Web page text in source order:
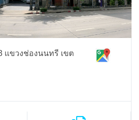
แขวงช่องนนทรี เขต